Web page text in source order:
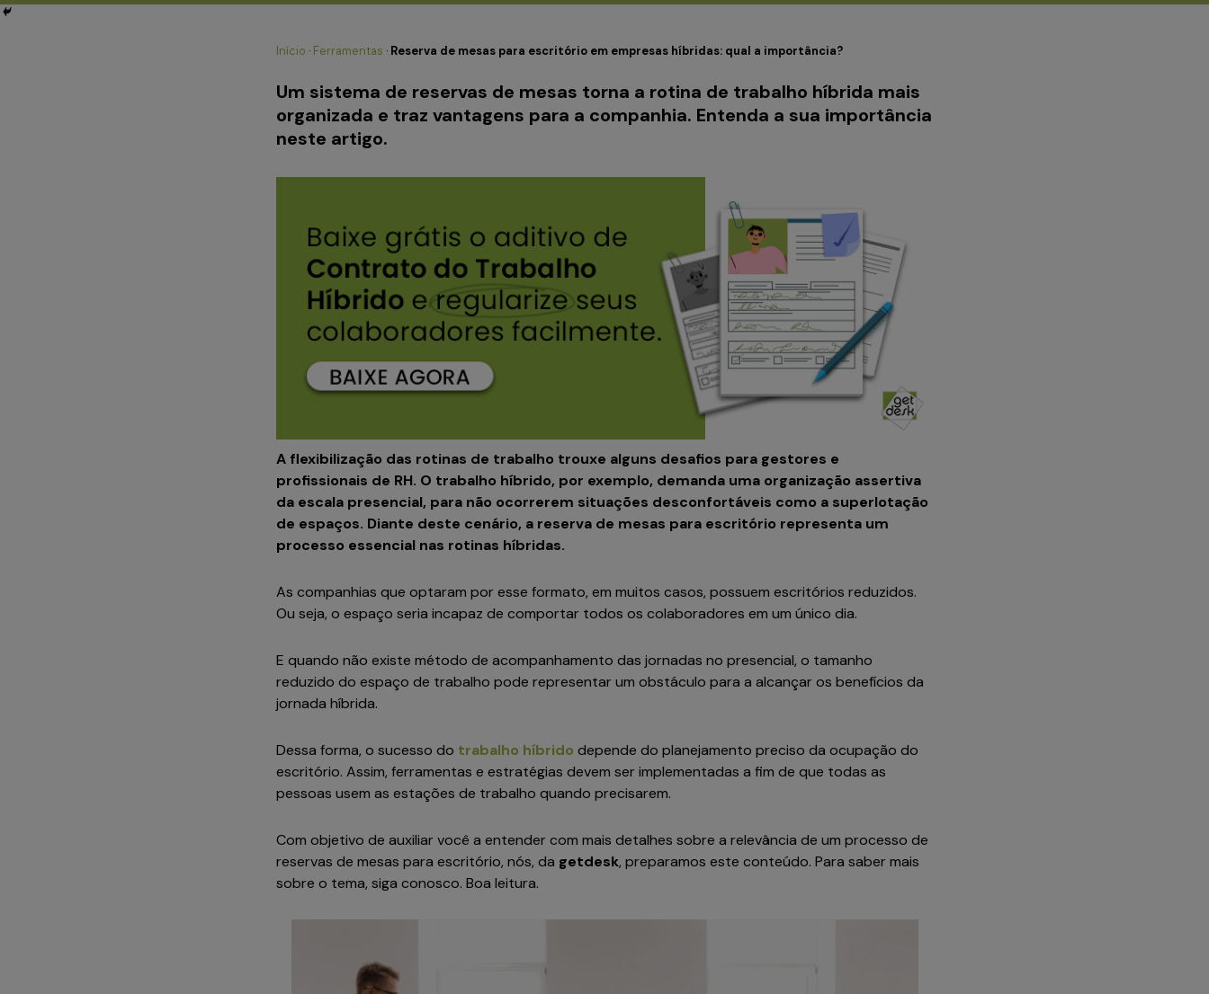
Início · Ferramentas · Reserva de mesas para escritório em empresas híbridas: qual a importância?
Um sistema de reservas de mesas torna a rotina de trabalho híbrida mais
organizada e traz vantagens para a companhia. Entenda a sua importância
neste artigo.
A flexibilização das rotinas de trabalho trouxe alguns desafios para gestores e
profissionais de RH. O trabalho híbrido, por exemplo, demanda uma organização assertiva
da escala presencial, para não ocorrerem situações desconfortáveis como a superlotação
de espaços. Diante deste cenário, a reserva de mesas para escritório representa um
processo essencial nas rotinas híbridas.
As companhias que optaram por esse formato, em muitos casos, possuem escritórios reduzidos.
Ou seja, o espaço seria incapaz de comportar todos os colaboradores em um único dia.
E quando não existe método de acompanhamento das jornadas no presencial, o tamanho
reduzido do espaço de trabalho pode representar um obstáculo para a alcançar os benefícios da
jornada híbrida.
Dessa forma, o sucesso do trabalho híbrido depende do planejamento preciso da ocupação do
escritório. Assim, ferramentas e estratégias devem ser implementadas a fim de que todas as
pessoas usem as estações de trabalho quando precisarem.
Com objetivo de auxiliar você a entender com mais detalhes sobre a relevância de um processo de
reservas de mesas para escritório, nós, da getdesk, preparamos este conteúdo. Para saber mais
sobre o tema, siga conosco. Boa leitura.